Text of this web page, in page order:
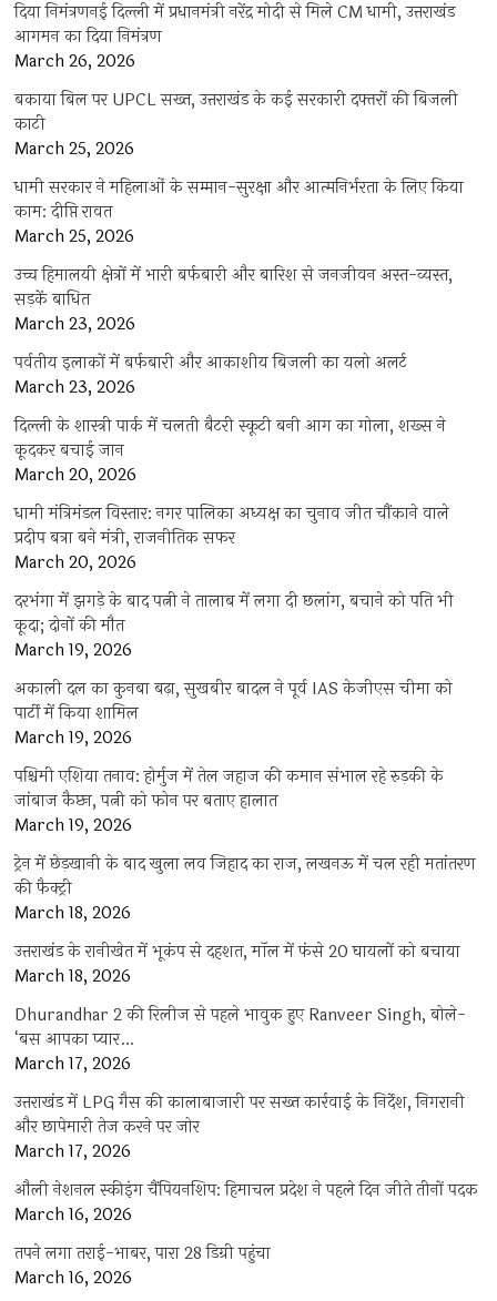
दिया निमंत्रणनई दिल्ली में प्रधानमंत्री नरेंद्र मोदी से मिले CM धामी, उत्तराखंड
आगमन का दिया निमंत्रण
March 26, 2026
बकाया बिल पर UPCL सख्त, उत्तराखंड के कई सरकारी दफ्तरों की बिजली
काटी
March 25, 2026
धामी सरकार ने महिलाओं के सम्मान-सुरक्षा और आत्मनिर्भरता के लिए किया
काम: दीप्ति रावत
March 25, 2026
उच्च हिमालयी क्षेत्रों में भारी बर्फबारी और बारिश से जनजीवन अस्त-व्यस्त,
सड़कें बाधित
March 23, 2026
पर्वतीय इलाकों में बर्फबारी और आकाशीय बिजली का यलो अलर्ट
March 23, 2026
दिल्ली के शास्त्री पार्क में चलती बैटरी स्कूटी बनी आग का गोला, शख्स ने
कूदकर बचाई जान
March 20, 2026
धामी मंत्रिमंडल विस्तार: नगर पालिका अध्यक्ष का चुनाव जीत चौंकाने वाले
प्रदीप बत्रा बने मंत्री, राजनीतिक सफर
March 20, 2026
दरभंगा में झगड़े के बाद पत्नी ने तालाब में लगा दी छलांग, बचाने को पति भी
कूदा; दोनों की मौत
March 19, 2026
अकाली दल का कुनबा बढ़ा, सुखबीर बादल ने पूर्व IAS केजीएस चीमा को
पार्टी में किया शामिल
March 19, 2026
पश्चिमी एशिया तनाव: होर्मुज में तेल जहाज की कमान संभाल रहे रुड़की के
जांबाज कैप्टन, पत्नी को फोन पर बताए हालात
March 19, 2026
ट्रेन में छेड़खानी के बाद खुला लव जिहाद का राज, लखनऊ में चल रही मतांतरण
की फैक्ट्री
March 18, 2026
उत्तराखंड के रानीखेत में भूकंप से दहशत, मॉल में फंसे 20 घायलों को बचाया
March 18, 2026
Dhurandhar 2 की रिलीज से पहले भावुक हुए Ranveer Singh, बोले-
‘बस आपका प्यार…
March 17, 2026
उत्तराखंड में LPG गैस की कालाबाजारी पर सख्त कार्रवाई के निर्देश, निगरानी
और छापेमारी तेज करने पर जोर
March 17, 2026
औली नेशनल स्कीइंग चैंपियनशिप: हिमाचल प्रदेश ने पहले दिन जीते तीनों पदक
March 16, 2026
तपने लगा तराई-भाबर, पारा 28 डिग्री पहुंचा
March 16, 2026